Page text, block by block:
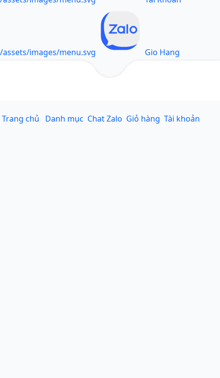
/assets/images/menu.svg Gio Hang
Trang chủ Danh mục Chat Zalo Giỏ hàng Tài khoản